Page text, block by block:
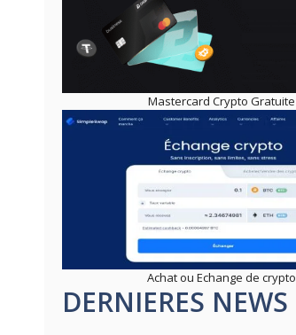
Mastercard Crypto Gratuite
Achat ou Echange de crypto
DERNIERES NEWS